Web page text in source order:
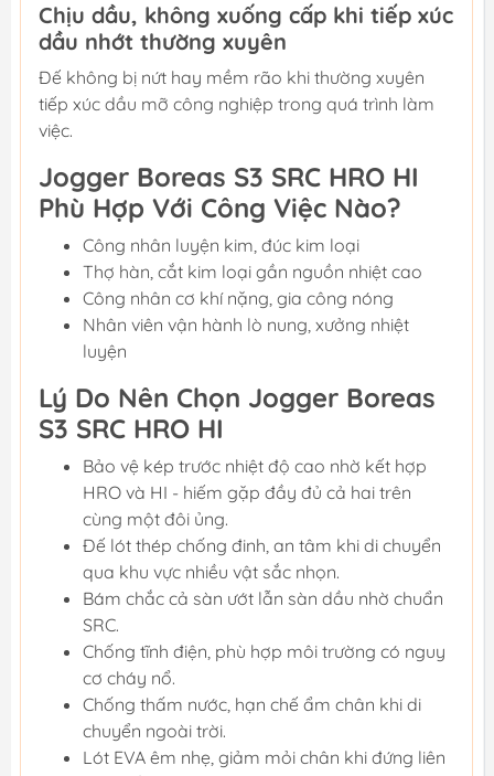
Chịu dầu, không xuống cấp khi tiếp xúc
dầu nhớt thường xuyên
Đế không bị nứt hay mềm rão khi thường xuyên
tiếp xúc dầu mỡ công nghiệp trong quá trình làm
việc.
Jogger Boreas S3 SRC HRO HI
Phù Hợp Với Công Việc Nào?
Công nhân luyện kim, đúc kim loại
Thợ hàn, cắt kim loại gần nguồn nhiệt cao
Công nhân cơ khí nặng, gia công nóng
Nhân viên vận hành lò nung, xưởng nhiệt
luyện
Lý Do Nên Chọn Jogger Boreas
S3 SRC HRO HI
Bảo vệ kép trước nhiệt độ cao nhờ kết hợp
HRO và HI - hiếm gặp đầy đủ cả hai trên
cùng một đôi ủng.
Đế lót thép chống đinh, an tâm khi di chuyển
qua khu vực nhiều vật sắc nhọn.
Bám chắc cả sàn ướt lẫn sàn dầu nhờ chuẩn
SRC.
Chống tĩnh điện, phù hợp môi trường có nguy
cơ cháy nổ.
Chống thấm nước, hạn chế ẩm chân khi di
chuyển ngoài trời.
Lót EVA êm nhẹ, giảm mỏi chân khi đứng liên